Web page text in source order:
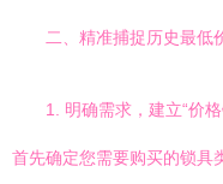
二、精准捕捉历史最低
1. 明确需求，建立“价格
首先确定您需要购买的锁具